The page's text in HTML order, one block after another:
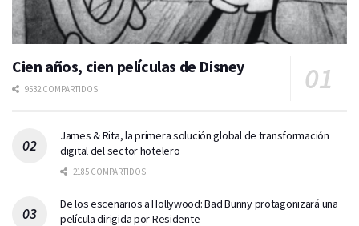
Cien años, cien películas de Disney
9532 COMPARTIDOS
James & Rita, la primera solución global de transformación
digital del sector hotelero
2185 COMPARTIDOS
De los escenarios a Hollywood: Bad Bunny protagonizará una
película dirigida por Residente